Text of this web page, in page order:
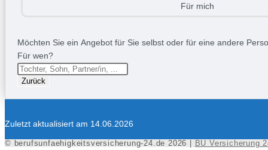
Für mich
Möchten Sie ein Angebot für Sie selbst oder für eine andere
Für wen?
Zurück
Zuletzt aktualisiert am 14.06.2026
© berufsunfaehigkeitsversicherung-24.de 2026 | BU Versicherung